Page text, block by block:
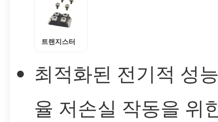
트랜지스터
최적화된 전기적 성
율 저손실 작동을 위